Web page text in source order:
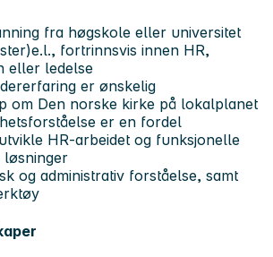
fra høgskole eller universitet
fortrinnsvis innen HR,
eller ledelse
er ønskelig
om Den norske kirke på lokalplanet
er en fordel
HR-arbeidet og funksjonelle
løsninger
og administrativ forståelse, samt